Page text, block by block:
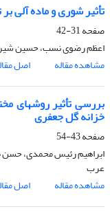
تأثیر شوری و ماده آلی
صفحه31-42
اعظم رضوی نسب، حسین
مشاهده مقاله
اصل
بررسی تأثیر روشهای
خزانه گل‌ جعفری
صفحه43-54
ابراهیم رئیس محمدی، حسن
عرب
مشاهده مقاله
اصل